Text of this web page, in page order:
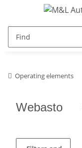
Operating elements
Webasto